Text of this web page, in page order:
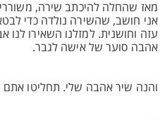
מאז שהחלה להיכתב שירה,
אני חושב, שהשירה נולדה כדי
עזה וחושנית. למזלנו השאירו לנו
אהבה סוער של אישה לגבר.
והנה שיר אהבה שלי. תחליטו אתם